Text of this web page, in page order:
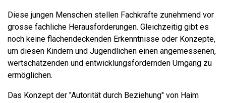
Diese jungen Menschen stellen Fachkräfte zunehmend vor
grosse fachliche Herausforderungen. Gleichzeitig gibt es
noch keine flächendeckenden Erkenntnisse oder Konzepte,
um diesen Kindern und Jugendlichen einen angemessenen,
wertschätzenden und entwicklungsfördernden Umgang zu
ermöglichen.
Das Konzept der "Autorität durch Beziehung" von Haim